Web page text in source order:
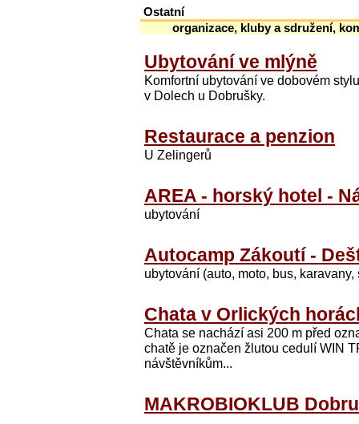
Ostatní
organizace, kluby a sdružení,
Ubytování ve mlýně
Komfortní ubytování ve dobovém
v Dolech u Dobrušky.
Restaurace a penzion
U Zelingerů
AREA - horský hotel -
ubytování
Autocamp Zákoutí -
ubytování (auto, moto, bus, karavany,
Chata v Orlických
Chata se nachází asi 200 m před
chatě je označen žlutou cedulí WIN
návštěvníkům...
MAKROBIOKLUB